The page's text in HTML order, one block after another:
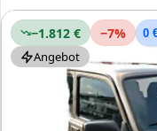
−1.812 € −7% 0
Angebot